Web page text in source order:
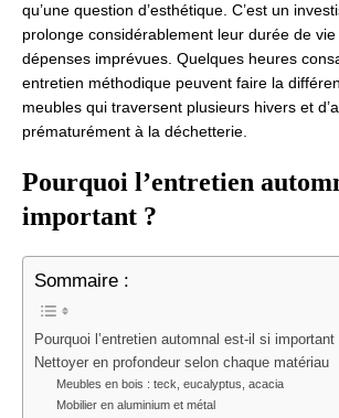
qu’une question d’esthétique. C’est un
prolonge considérablement leur durée de
dépenses imprévues. Quelques heures
entretien méthodique peuvent faire la
meubles qui traversent plusieurs hivers et
prématurément à la déchetterie.
Pourquoi l’entretien
important ?
Sommaire :
Pourquoi l’entretien automnal est-il si important
Nettoyer en profondeur selon chaque matériau
Meubles en bois : teck, eucalyptus, acacia
Mobilier en aluminium et métal